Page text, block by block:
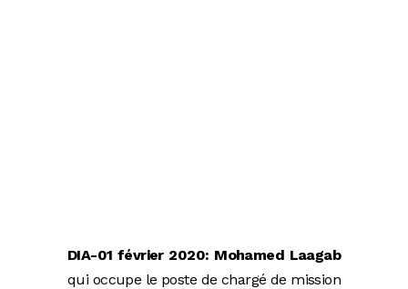
DIA-01 février 2020: Mohamed Laagab
qui occupe le poste de chargé de mission